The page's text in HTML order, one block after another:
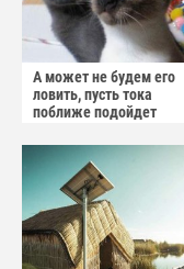
А может не будем его
ловить, пусть тока
поближе подойдет